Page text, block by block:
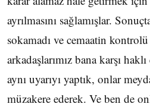
ayrılmasını sağlamışlar.
sokamadı ve cemaatin
arkadaşlarımız bana karşı
aynı uyarıyı yaptık, onlar
müzakere ederek. Ve ben de